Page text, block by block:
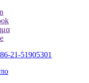
21-51905301